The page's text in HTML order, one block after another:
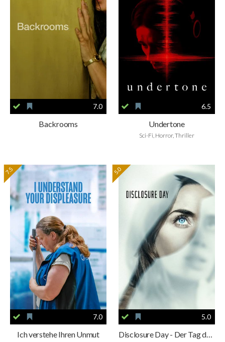
7.0
Backrooms
6.5
Undertone
Sci-Fi, Horror, Thriller
7.5
7.0
Ich verstehe Ihren Unmut
5.0
5.0
Disclosure Day - Der Tag der Wahrheit